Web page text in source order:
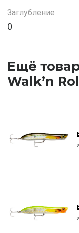
Заглубление
0
Ещё
Walk’n